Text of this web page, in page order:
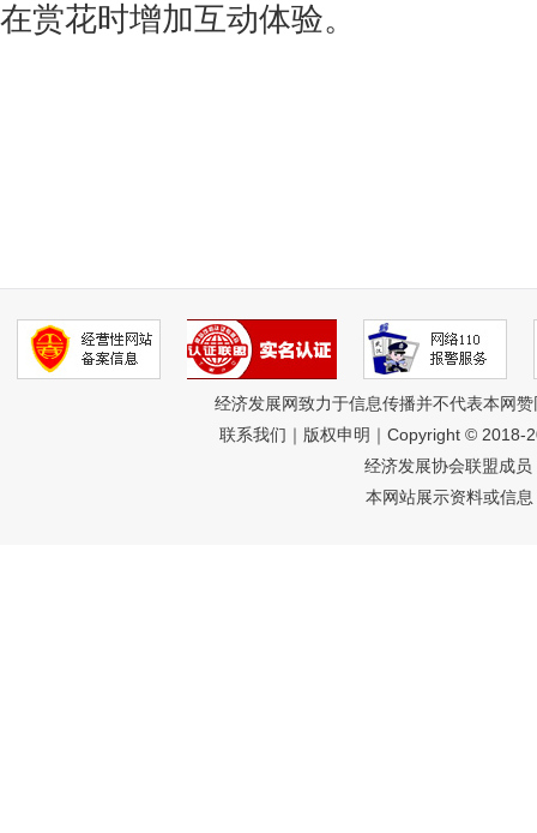
在赏花时增加互动体验。
经济发展网致力于信息传播并不代表本网
联系我们 ｜ 版权申明 ｜Copyright © 2018-
经济发展协会联盟成
本网站展示资料或信